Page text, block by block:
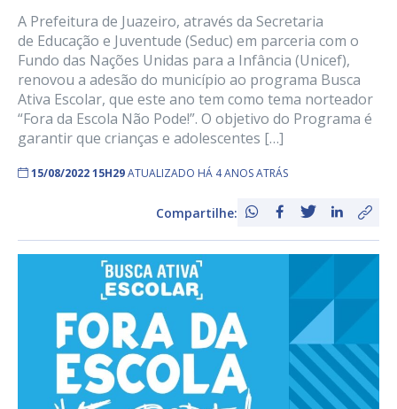
A Prefeitura de Juazeiro, através da Secretaria
de Educação e Juventude (Seduc) em parceria com o
Fundo das Nações Unidas para a Infância (Unicef),
renovou a adesão do município ao programa Busca
Ativa Escolar, que este ano tem como tema norteador
“Fora da Escola Não Pode!”. O objetivo do Programa é
garantir que crianças e adolescentes […]
15/08/2022 15H29ATUALIZADO HÁ 4 ANOS ATRÁS
Compartilhe: